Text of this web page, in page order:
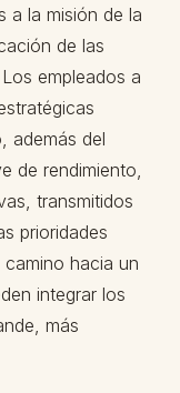
a la misión de la
de las
empleados a
además del
de rendimiento,
transmitidos
prioridades
hacia un
integrar los
más